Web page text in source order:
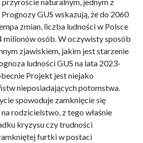
GUS wskazują, że do 2060
zmian, liczba ludności w Polsce
milionów osób. W oczywisty sposób
zjawiskiem, jakim jest starzenie
ludności GUS na lata 2023-
Projekt jest niejako
nieposiadających potomstwa.
spowoduje zamknięcie się
rodzicielstwo, z tego właśnie
kryzysu czy trudności
furtki w postaci